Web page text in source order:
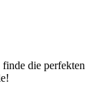
die perfekten